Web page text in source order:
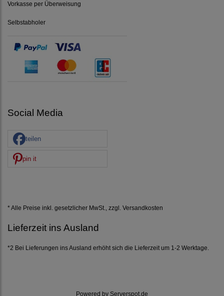
Vorkasse per Überweisung
Selbstabholer
Social Media
teilen
pin it
* Alle Preise inkl. gesetzlicher MwSt., zzgl. Versandkosten
Lieferzeit ins Ausland
*2 Bei Lieferungen ins Ausland erhöht sich die Lieferzeit um 1-2 Werktage.
Powered by Serverspot.de